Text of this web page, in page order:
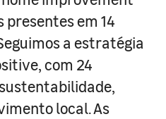
presentes em 14
a estratégia
com 24
local. As